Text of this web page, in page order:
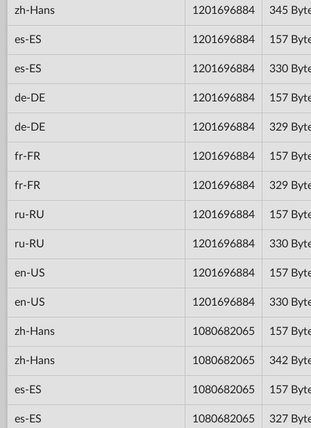
zh-Hans 1201696884 345
es-ES 1201696884 157
es-ES 1201696884 330
de-DE 1201696884 157
de-DE 1201696884 329
fr-FR 1201696884 157
fr-FR 1201696884 329
ru-RU 1201696884 157
ru-RU 1201696884 330
en-US 1201696884 157
en-US 1201696884 330
zh-Hans 1080682065 157
zh-Hans 1080682065 342
es-ES 1080682065 157
es-ES 1080682065 327